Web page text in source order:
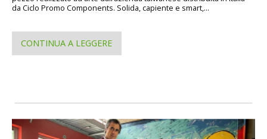
da Ciclo Promo Components. Solida, capiente e smart,...
CONTINUA A LEGGERE